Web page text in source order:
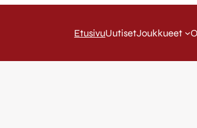
EtusivuUutisetJoukkueet